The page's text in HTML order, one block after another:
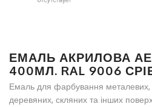
ЕМАЛЬ АКРИЛОВА
400МЛ. RAL 9006
Емаль для фарбування металевих,
деревяних, скляних та інших